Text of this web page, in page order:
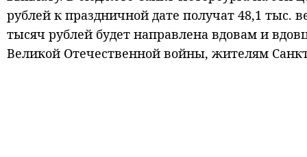
рублей к праздничной дате получат 48,1
тысяч рублей будет направлена вдовам и
Великой Отечественной войны, жителям